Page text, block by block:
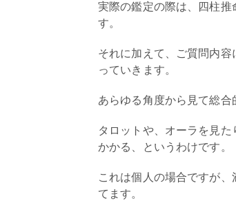
実際の鑑定の際は、四柱推
す。
それに加えて、ご質問内
っていきます。
あらゆる角度から見て総合
タロットや、オーラを見
かかる、というわけです。
これは個人の場合ですが
てます。